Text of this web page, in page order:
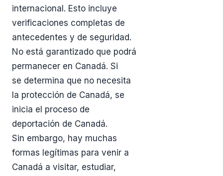
internacional. Esto incluye
verificaciones completas de
antecedentes y de seguridad.
No está garantizado que podrá
permanecer en Canadá. Si
se determina que no necesita
la protección de Canadá, se
inicia el proceso de
deportación de Canadá.
Sin embargo, hay muchas
formas legítimas para venir a
Canadá a visitar, estudiar,